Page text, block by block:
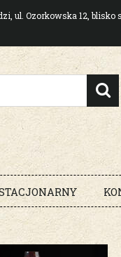
ul. Ozorkowska 12,